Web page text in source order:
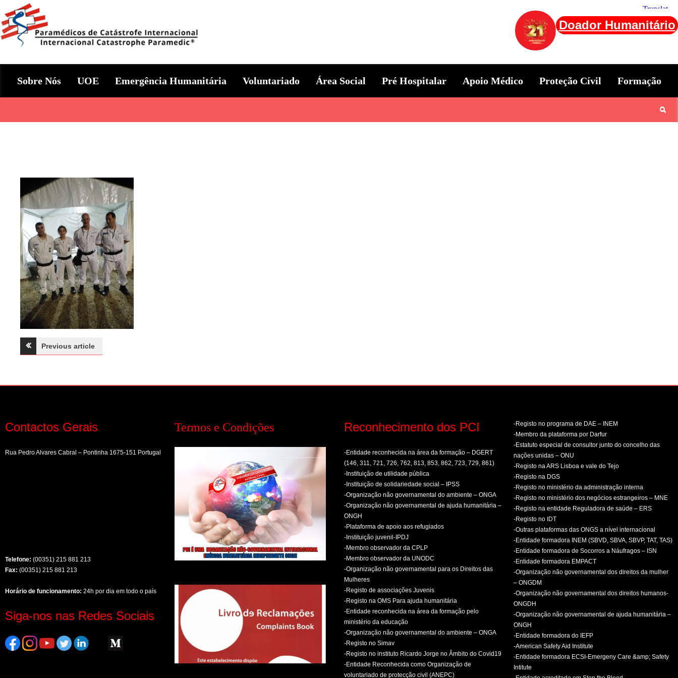
to
content
Doador Humanitário
Sobre Nós UOE Emergência Humanitária Voluntariado Área Social Pré Hospitalar Apoio Médico Proteção Cívil Formação
Navegação
artigos
Previous article
Contactos Gerais
Rua Pedro Alvares Cabral – Pontinha 1675-151 Portugal
Telefone: (00351) 215 881 213
Fax: (00351) 215 881 213
Horário de funcionamento: 24h por dia em todo o país
Siga-nos nas Redes Sociais
Termos e Condições Reconhecimento dos PCI
-Entidade reconhecida na área da formação – DGERT
(146, 311, 721, 726, 762, 813, 853, 862, 723, 729, 861)
-Instituição de utilidade pública
-Instituição de solidariedade social – IPSS
-Organização não governamental do ambiente – ONGA
-Organização não governamental de ajuda humanitária –
ONGH
-Plataforma de apoio aos refugiados
-Instituição juvenil-IPDJ
-Membro observador da CPLP
-Membro observador da UNODC
-Organização não governamental para os Direitos das
Mulheres
-Registo de associações Juvenis
-Registo na OMS Para ajuda humanitária
-Entidade reconhecida na área da formação pelo
ministério da educação
-Organização não governamental do ambiente – ONGA
-Registo no Simav
-Registo no instituto Ricardo Jorge no Âmbito do Covid19
-Entidade Reconhecida como Organização de
voluntariado de protecção civil (ANEPC)
-Registo no programa de DAE – INEM
-Membro da plataforma por Darfur
-Estatuto especial de consultor junto do concelho das
nações unidas – ONU
-Registo na ARS Lisboa e vale do Tejo
-Registo na DGS
-Registo no ministério da administração interna
-Registo no ministério dos negócios estrangeiros – MNE
-Registo na entidade Reguladora de saúde – ERS
-Registo no IDT
-Outras plataformas das ONGS a nível internacional
-Entidade formadora INEM (SBVD, SBVA, SBVP, TAT, TAS)
-Entidade formadora de Socorros a Náufragos – ISN
-Entidade formadora EMPACT
-Organização não governamental dos direitos da mulher
– ONGDM
-Organização não governamental dos direitos humanos-
ONGDH
-Organização não governamental de ajuda humanitária –
ONGH
-Entidade formadora do IEFP
-American Safety Aid Institute
-Entidade formadora ECSI-Emergeny Care &amp; Safety
Intitute